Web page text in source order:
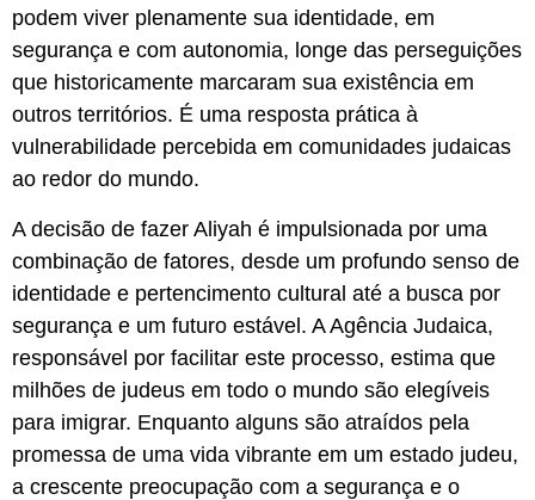
podem viver plenamente sua identidade, em
segurança e com autonomia, longe das perseguições
que historicamente marcaram sua existência em
outros territórios. É uma resposta prática à
vulnerabilidade percebida em comunidades judaicas
ao redor do mundo.
A decisão de fazer Aliyah é impulsionada por uma
combinação de fatores, desde um profundo senso de
identidade e pertencimento cultural até a busca por
segurança e um futuro estável. A Agência Judaica,
responsável por facilitar este processo, estima que
milhões de judeus em todo o mundo são elegíveis
para imigrar. Enquanto alguns são atraídos pela
promessa de uma vida vibrante em um estado judeu,
a crescente preocupação com a segurança e o